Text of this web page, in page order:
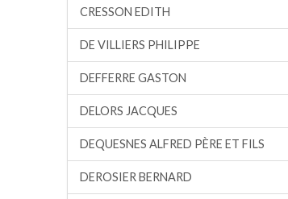
CRESSON EDITH
DE VILLIERS PHILIPPE
DEFFERRE GASTON
DELORS JACQUES
DEQUESNES ALFRED PÈRE ET FILS
DEROSIER BERNARD